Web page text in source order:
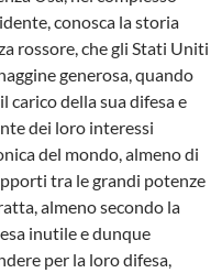
conosca la storia
rossore, che gli Stati Uniti
generosa, quando
della sua difesa e
dei loro interessi
del mondo, almeno di
tra le grandi potenze
almeno secondo la
inutile e dunque
per la loro difesa,